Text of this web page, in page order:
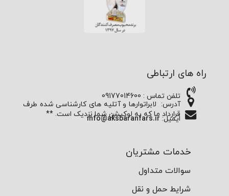
راه های ارتباطی
تلفن تماس : 09177014600
آدرس: لابراتوارها و آتلیه های کارشناسی شده طرف
قرارداد ما که به لوکیشن شما نزدیک است. **
ایمیل: info@aksbaranfars.ir
خدمات مشتریان
سوالات متداول
شرایط حمل و نقل